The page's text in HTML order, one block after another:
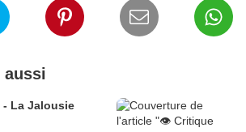
aussi
La Jalousie